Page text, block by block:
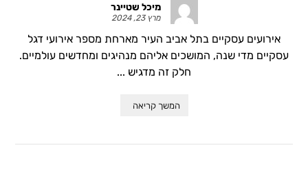
מיכל שטיינר
מרץ 23, 2024
אירועים עסקיים בתל אביב העיר מארחת מספר אירועי דגל
עסקיים מדי שנה, המושכים אליהם מנהיגים ומחדשים עולמיים.
חלק זה מדגיש ...
המשך קריאה